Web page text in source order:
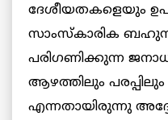
ദേശീയതകളെയും
സാംസ്കാരിക
പരിഗണിക്കുന്ന
ആഴത്തിലും പരപ്പിലും
എന്നതായിരുന്നു